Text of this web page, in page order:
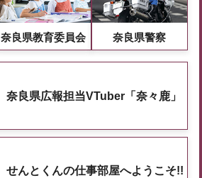
奈良県教育委員会 奈良県警察
奈良県広報担当VTuber「奈々鹿」
せんとくんの仕事部屋へようこそ!!